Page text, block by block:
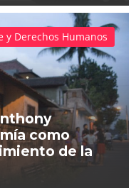
como
de la
y Derechos Humanos